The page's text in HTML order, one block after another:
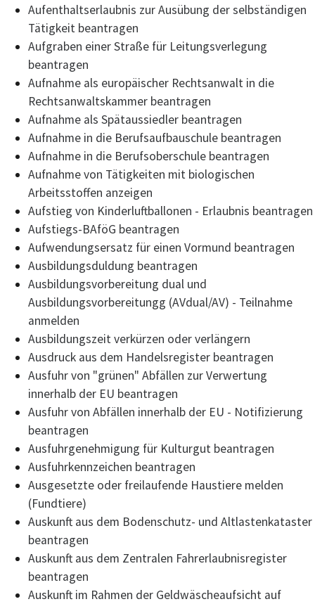
Aufenthaltserlaubnis zur Ausübung der selbständigen
Tätigkeit beantragen
Aufgraben einer Straße für Leitungsverlegung
beantragen
Aufnahme als europäischer Rechtsanwalt in die
Rechtsanwaltskammer beantragen
Aufnahme als Spätaussiedler beantragen
Aufnahme in die Berufsaufbauschule beantragen
Aufnahme in die Berufsoberschule beantragen
Aufnahme von Tätigkeiten mit biologischen
Arbeitsstoffen anzeigen
Aufstieg von Kinderluftballonen - Erlaubnis beantragen
Aufstiegs-BAföG beantragen
Aufwendungsersatz für einen Vormund beantragen
Ausbildungsduldung beantragen
Ausbildungsvorbereitung dual und
Ausbildungsvorbereitungg (AVdual/AV) - Teilnahme
anmelden
Ausbildungszeit verkürzen oder verlängern
Ausdruck aus dem Handelsregister beantragen
Ausfuhr von "grünen" Abfällen zur Verwertung
innerhalb der EU beantragen
Ausfuhr von Abfällen innerhalb der EU - Notifizierung
beantragen
Ausfuhrgenehmigung für Kulturgut beantragen
Ausfuhrkennzeichen beantragen
Ausgesetzte oder freilaufende Haustiere melden
(Fundtiere)
Auskunft aus dem Bodenschutz- und Altlastenkataster
beantragen
Auskunft aus dem Zentralen Fahrerlaubnisregister
beantragen
Auskunft im Rahmen der Geldwäscheaufsicht auf